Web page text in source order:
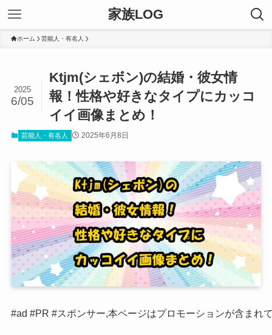
家族LOG
ホーム 芸能人・有名人
Ktjm(シェボン)の結婚・彼女情
報！性格や好きなタイプにカッコ
イイ画像まとめ！
2025
6/05
芸能人・有名人 2025年6月8日
#ad #PR #スポンサー,本ページはプロモーションが含まれ